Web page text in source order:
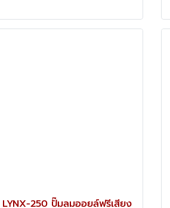
LYNX-250 ปั๊มลมออยล์ฟรีเสียง